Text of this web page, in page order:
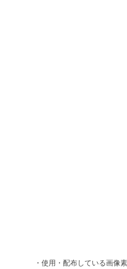
・使用・配布している画像